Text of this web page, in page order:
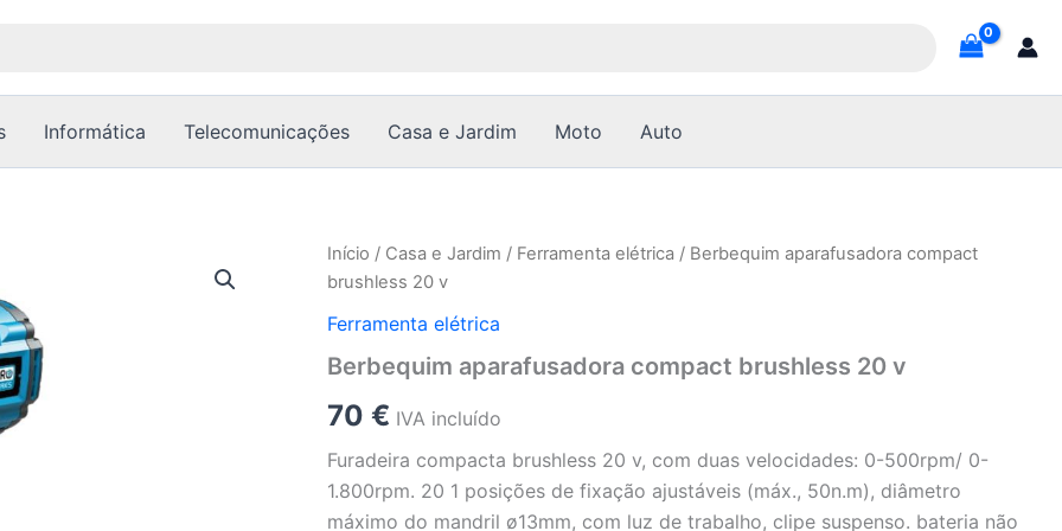
Informática Telecomunicações Casa e Jardim Moto Auto
Início / Casa e Jardim / Ferramenta elétrica / Berbequim aparafusadora compact
brushless 20 v
Ferramenta elétrica
Berbequim aparafusadora compact brushless 20 v
70€ IVA incluído
Furadeira compacta brushless 20 v, com duas velocidades: 0-500rpm/ 0-
1.800rpm. 20 1 posições de fixação ajustáveis (máx., 50n.m), diâmetro
máximo do mandril ø13mm, com luz de trabalho, clipe suspenso. bateria não
Quantidade
de
aparafusadora
brushless
v